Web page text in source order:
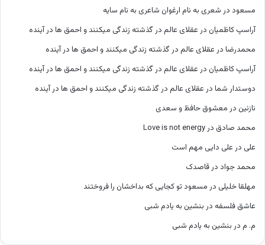
مسعود در شعری به نام ارغوان شاعری به نام سایه
آراسپ کاظمیان در عقلای عالم در گذشته زندگی میکنند و احمق ها در آینده
محمدرضا در عقلای عالم در گذشته زندگی میکنند و احمق ها در آینده
آراسپ کاظمیان در عقلای عالم در گذشته زندگی میکنند و احمق ها در آینده
دوستدار شما در عقلای عالم در گذشته زندگی میکنند و احمق ها در آینده
نازنین در معشوق حافظ و سعدی
محمد صادق در Love is not energy
علی در علی دایی مهم است
محمد جواد در قاصدک
مهلقا خلیلی در مسعود تو کجایی که بداخشان را فروختند
عاشق فلسفه در بنشین به یادم شبی
م. م در بنشین به یادم شبی